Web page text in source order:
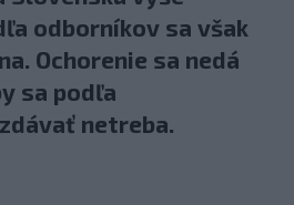
odborníkov sa však
Ochorenie sa nedá
sa podľa
netreba.